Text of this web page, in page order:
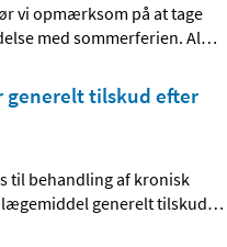
vi opmærksom på at tage
med sommerferien. Al…
generelt tilskud efter
til behandling af kronisk
generelt tilskud…